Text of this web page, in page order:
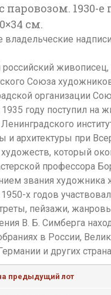
паровозом. 1930-е
см.
владельческие
российский живописец,
Союза
организации
году поступил на
и архитектуры при
который
профессора
звания художника
х годов
пейзажи,
В. Б. Симберга
в России,
и других
предыдущий лот